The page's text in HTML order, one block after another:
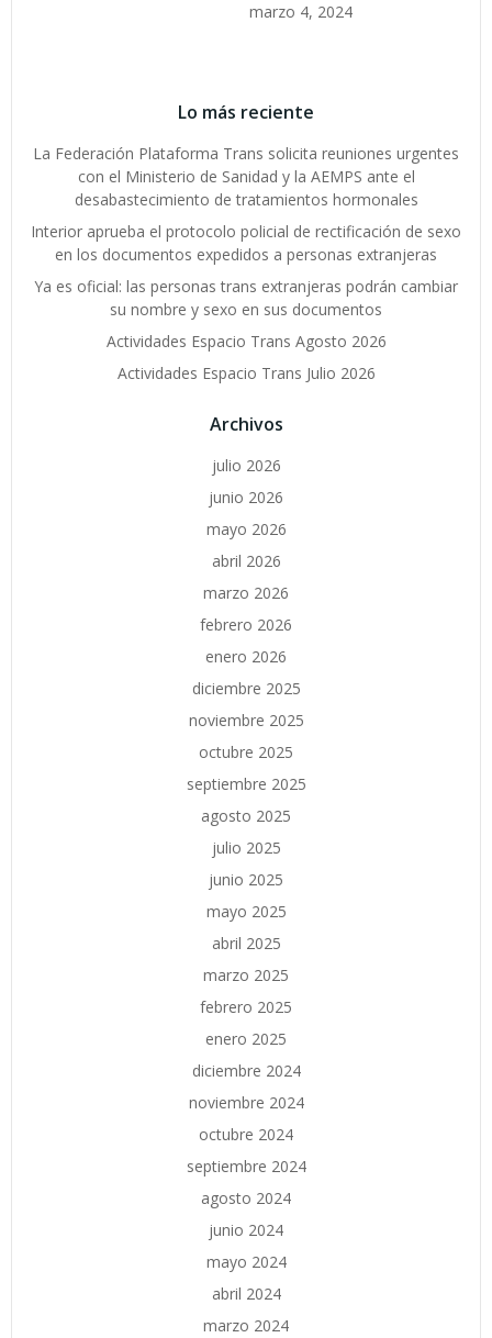
marzo 4, 2024
Lo más reciente
La Federación Plataforma Trans solicita reuniones urgentes
con el Ministerio de Sanidad y la AEMPS ante el
desabastecimiento de tratamientos hormonales
Interior aprueba el protocolo policial de rectificación de sexo
en los documentos expedidos a personas extranjeras
Ya es oficial: las personas trans extranjeras podrán cambiar
su nombre y sexo en sus documentos
Actividades Espacio Trans Agosto 2026
Actividades Espacio Trans Julio 2026
Archivos
julio 2026
junio 2026
mayo 2026
abril 2026
marzo 2026
febrero 2026
enero 2026
diciembre 2025
noviembre 2025
octubre 2025
septiembre 2025
agosto 2025
julio 2025
junio 2025
mayo 2025
abril 2025
marzo 2025
febrero 2025
enero 2025
diciembre 2024
noviembre 2024
octubre 2024
septiembre 2024
agosto 2024
junio 2024
mayo 2024
abril 2024
marzo 2024